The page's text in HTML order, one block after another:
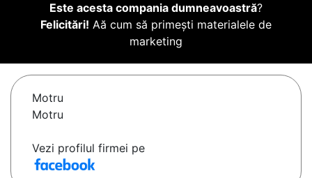
Este acesta compania dumneavoastră?
Felicitări! Aă cum să primești materialele de
marketing
Motru
Motru
Vezi profilul firmei pe